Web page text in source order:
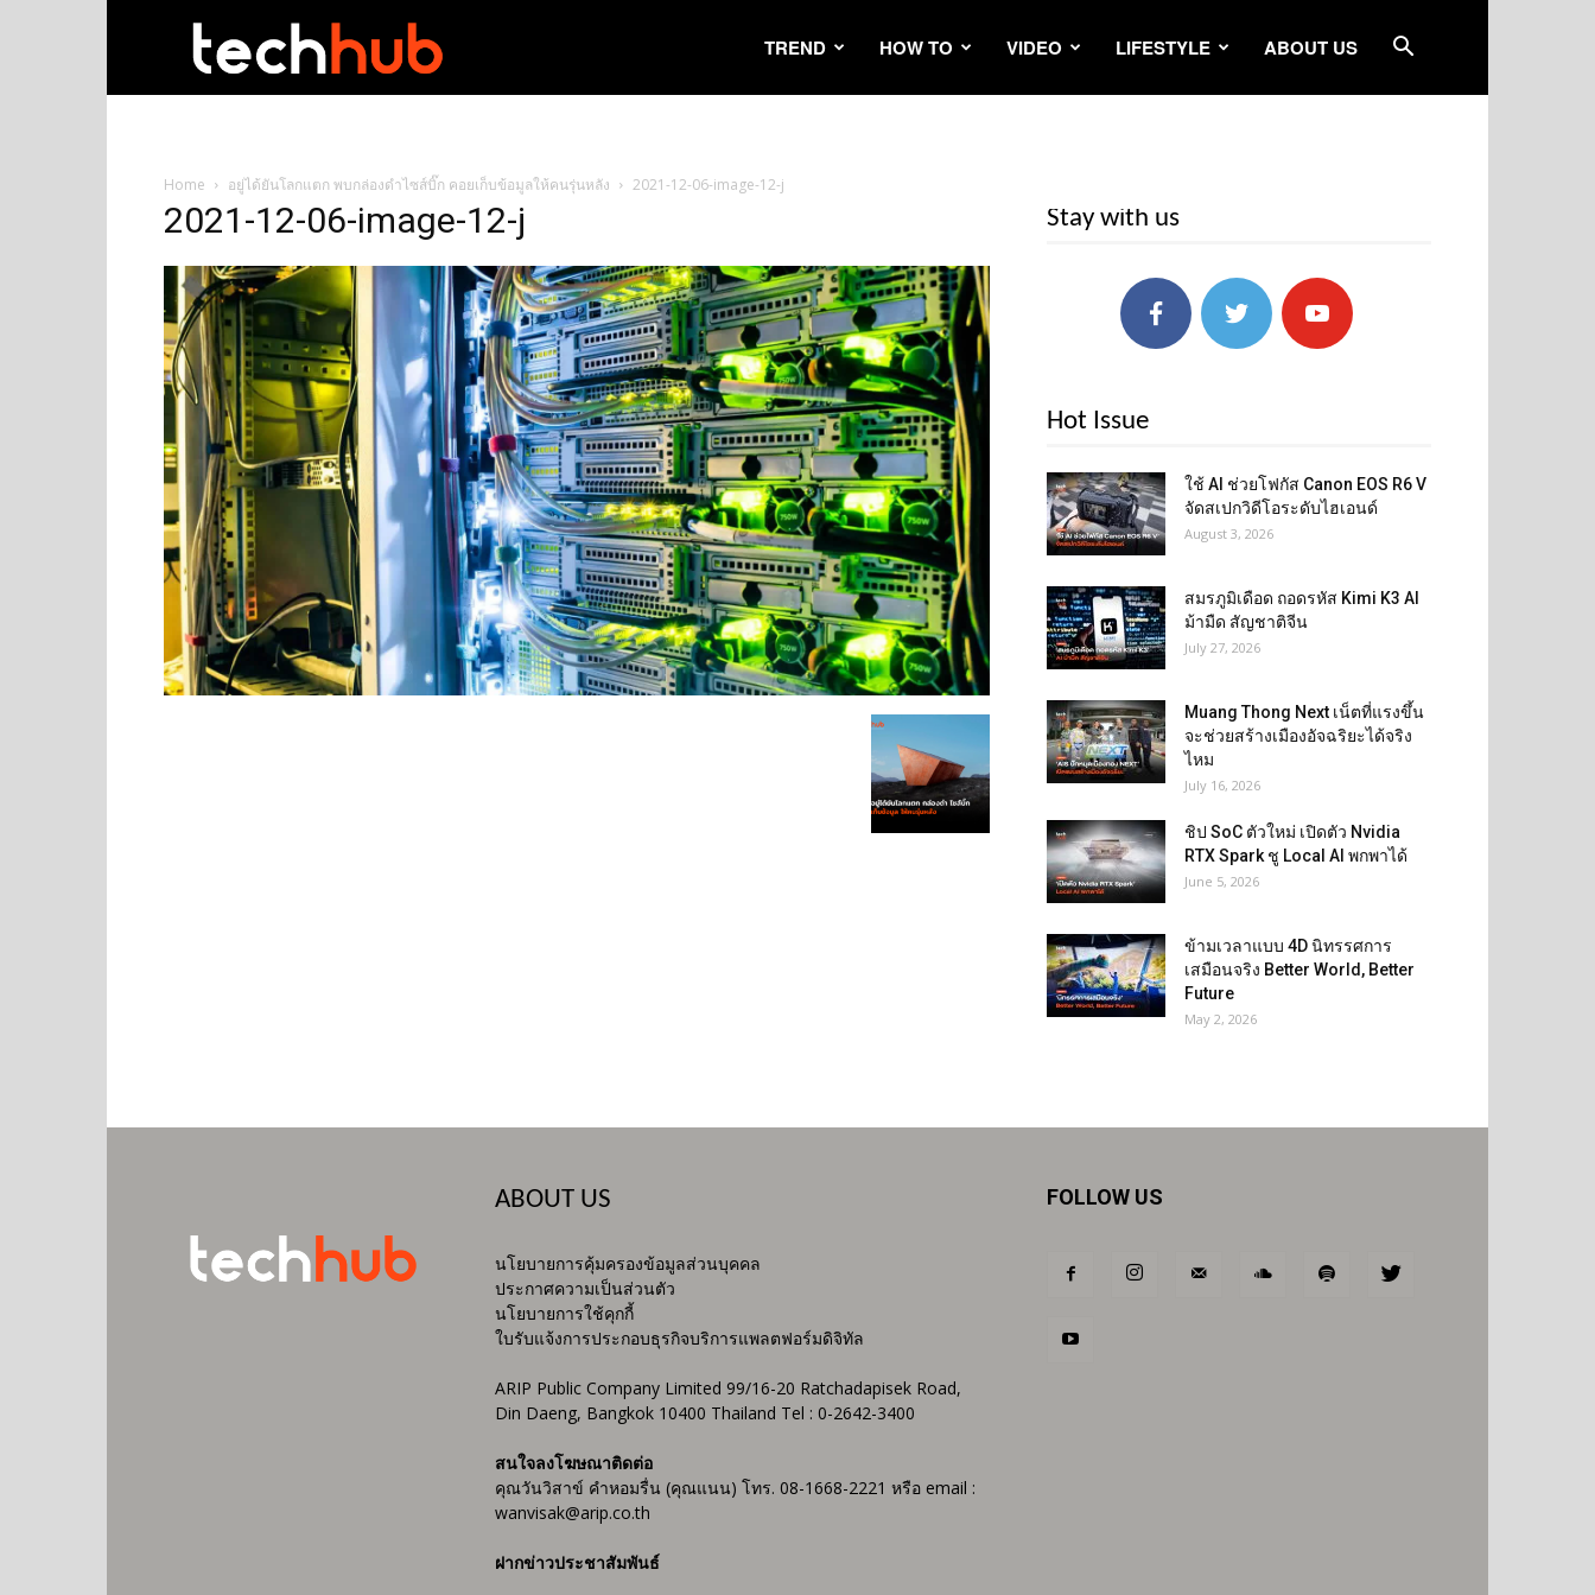
TREND HOW TO VIDEO LIFESTYLE ABOUT US
Home อยู่ได้ยันโลกแตก พบกล่องดำไซส์บิ๊ก คอยเก็บข้อมูลให้คนรุ่นหลัง 2021-12-06-image-12-j
2021-12-06-image-12-j Stay with us
Hot Issue
ใช้ AI ช่วยโฟกัส Canon EOS R6 V
จัดสเปกวิดีโอระดับไฮเอนด์
August 3, 2026
สมรภูมิเดือด ถอดรหัส Kimi K3 AI
ม้ามืด สัญชาติจีน
July 27, 2026
Muang Thong Next เน็ตที่แรงขึ้น
จะช่วยสร้างเมืองอัจฉริยะได้จริง
ไหม
July 16, 2026
ชิป SoC ตัวใหม่ เปิดตัว Nvidia
RTX Spark ชู Local AI พกพาได้
June 5, 2026
ข้ามเวลาแบบ 4D นิทรรศการ
เสมือนจริง Better World, Better
Future
May 2, 2026
ABOUT US
นโยบายการคุ้มครองข้อมูลส่วนบุคคล
ประกาศความเป็นส่วนตัว
นโยบายการใช้คุกกี้
ใบรับแจ้งการประกอบธุรกิจบริการแพลตฟอร์มดิจิทัล
ARIP Public Company Limited 99/16-20 Ratchadapisek Road,
Din Daeng, Bangkok 10400 Thailand Tel : 0-2642-3400
สนใจลงโฆษณาติดต่อ
คุณวันวิสาข์ คำหอมรื่น (คุณแนน) โทร. 08-1668-2221 หรือ email :
wanvisak@arip.co.th
ฝากข่าวประชาสัมพันธ์
FOLLOW US